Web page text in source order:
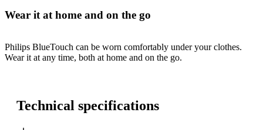
Wear it at home and on the go
Philips BlueTouch can be worn comfortably under your clothes.
Wear it at any time, both at home and on the go.
Technical specifications